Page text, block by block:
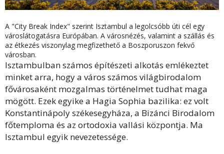
A "City Break Index" szerint Isztambul a legolcsóbb úti cél egy
városlátogatásra Európában. A városnézés, valamint a szállás és
az étkezés viszonylag megfizethető a Boszporuszon fekvő
városban.
Isztambulban számos építészeti alkotás emlékeztet
minket arra, hogy a város számos világbirodalom
fővárosaként mozgalmas történelmet tudhat maga
mögött. Ezek egyike a Hagia Sophia bazilika: ez volt
Konstantinápoly székesegyháza, a Bizánci Birodalom
főtemploma és az ortodoxia vallási központja. Ma
Isztambul egyik nevezetessége.